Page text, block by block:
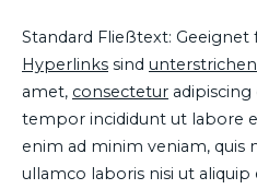
Standard Fließtext:
Hyperlinks sind unterstrichen
amet, consectetur adipiscing
tempor incididunt ut labore
enim ad minim veniam, quis
ullamco laboris nisi ut